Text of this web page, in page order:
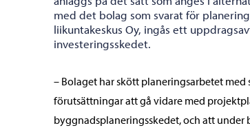
med det bolag som svarat för
liikuntakeskus Oy, ingås ett
investeringsskedet.
– Bolaget har skött planeringsarbetet med
förutsättningar att gå vidare med
byggnadsplaneringsskedet, och att under